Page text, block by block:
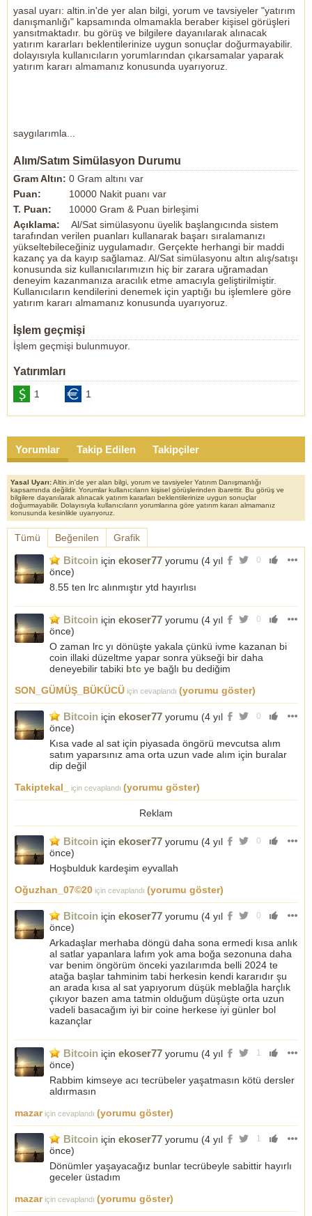
yasal uyarı: altin.in'de yer alan bilgi, yorum ve tavsiyeler "yatırım
danışmanlığı" kapsamında olmamakla beraber kişisel görüşleri
yansıtmaktadır. bu görüş ve bilgilere dayanılarak alınacak
yatırım kararları beklentilerinize uygun sonuçlar doğurmayabilir.
dolayısıyla kullanıcıların yorumlarından çıkarsamalar yaparak
yatırım kararı almamanız konusunda uyarıyoruz.
saygılarımla...
Alım/Satım Simülasyon Durumu
Gram Altın: 0 Gram altını var
Puan:
10000 Nakit puanı var
T. Puan:
10000 Gram & Puan birleşimi
Açıklama:
Al/Sat simülasyonu üyelik başlangıcında sistem
tarafından verilen puanları kullanarak başarı sıralamanızı
yükseltebileceğiniz uygulamadır. Gerçekte herhangi bir maddi
kazanç ya da kayıp sağlamaz. Al/Sat simülasyonu altın alış/satışı
konusunda siz kullanıcılarımızın hiç bir zarara uğramadan
deneyim kazanmanıza aracılık etme amacıyla geliştirilmiştir.
Kullanıcıların kendilerini denemek için yaptığı bu işlemlere göre
yatırım kararı almamanız konusunda uyarıyoruz.
İşlem geçmişi
İşlem geçmişi bulunmuyor.
Yatırımları
1 1
Yorumlar Takip Edilen Takipçiler
Yasal Uyarı:Altin.in'de yer alan bilgi, yorum ve tavsiyeler Yatırım Danışmanlığı
kapsamında değildir. Yorumlar kullanıcıların kişisel görüşlerinden ibarettir. Bu görüş ve
bilgilere dayanılarak alınacak yatırım kararları beklentilerinize uygun sonuçlar
doğurmayabilir. Dolayısıyla kullanıcıların yorumlarına göre yatırım kararı almamanız
konusunda kesinlikle uyarıyoruz.
Tümü Beğenilen Grafik
0
Bitcoin için ekoser77 yorumu (4 yıl
önce)
8.55 ten lrc alınmıştır ytd hayırlısı
0
Bitcoin için ekoser77 yorumu (4 yıl
önce)
O zaman lrc yı dönüşte yakala çünkü ivme kazanan bi
coin illaki düzeltme yapar sonra yükseği bir daha
deneyebilir tabiki btc ye bağlı bu dediğim
SON_GÜMÜŞ_BÜKÜCÜ için cevaplandı (yorumu göster)
0
Bitcoin için ekoser77 yorumu (4 yıl
önce)
Kısa vade al sat için piyasada öngörü mevcutsa alım
satım yaparsınız ama orta uzun vade alım için buralar
dip değil
Takiptekal_
için cevaplandı (yorumu göster)
Reklam
0
Bitcoin için ekoser77 yorumu (4 yıl
önce)
Hoşbulduk kardeşim eyvallah
Oğuzhan_07©20 için cevaplandı (yorumu göster)
0
Bitcoin için ekoser77 yorumu (4 yıl
önce)
Arkadaşlar merhaba döngü daha sona ermedi kısa anlık
al satlar yapanlara lafım yok ama boğa sezonuna daha
var benim öngörüm önceki yazılarımda belli 2024 te
atağa başlar tahminim tabi herkesin kendi kararıdır şu
an arada kısa al sat yapıyorum düşük meblağla harçlık
çıkıyor bazen ama tatmin olduğum düşüşte orta uzun
vadeli basacağım iyi bir coine herkese iyi günler bol
kazançlar
1
Bitcoin için ekoser77 yorumu (4 yıl
önce)
Rabbim kimseye acı tecrübeler yaşatmasın kötü dersler
aldırmasın
mazariçin cevaplandı (yorumu göster)
1
Bitcoin için ekoser77 yorumu (4 yıl
önce)
Dönümler yaşayacağız bunlar tecrübeyle sabittir hayırlı
geceler üstadım
mazariçin cevaplandı (yorumu göster)